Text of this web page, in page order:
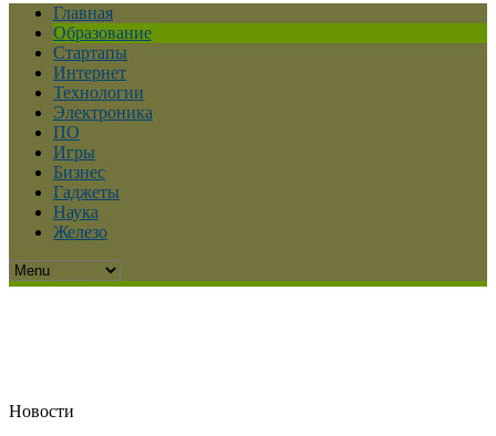
Главная
Образование
Стартапы
Интернет
Технологии
Электроника
ПО
Игры
Бизнес
Гаджеты
Наука
Железо
Новости